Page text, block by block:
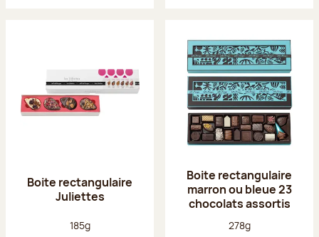
Boite rectangulaire
Juliettes
Poids net :
185g
Boite rectangulaire
marron ou bleue 23
chocolats assortis
Poids net :
278g